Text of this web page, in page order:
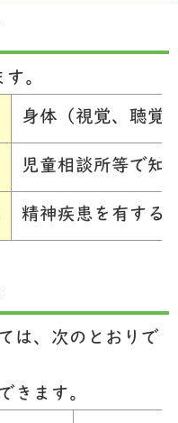
。
身体（視覚、聴覚
児童相談所等で知
精神疾患を有する
は、次のとおりで
きます。